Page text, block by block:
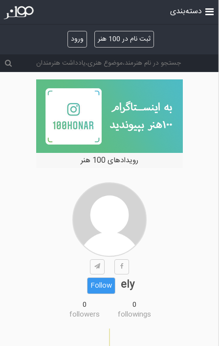
ثبت نام در 100 هنر ورود
دسته‌بندی
رویدادهای 100 هنر
ely
Follow
0
followings
0
followers